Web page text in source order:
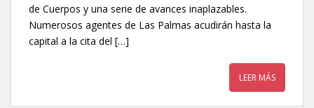
de Cuerpos y una serie de avances inaplazables.
Numerosos agentes de Las Palmas acudirán hasta la
capital a la cita del […]
LEER MÁS